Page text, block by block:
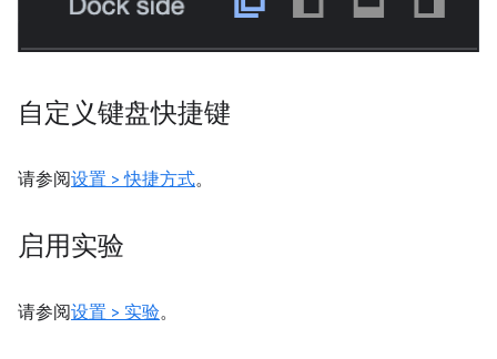
自定义键盘快捷键
请参阅设置 > 快捷方式。
启用实验
请参阅设置 > 实验。